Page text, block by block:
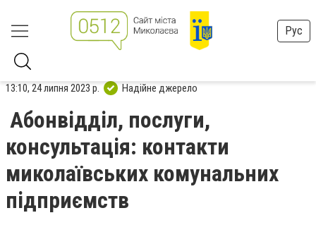
Рус
13:10, 24 липня 2023 р. Надійне джерело
Абонвідділ, послуги,
консультація: контакти
миколаївських комунальних
підприємств